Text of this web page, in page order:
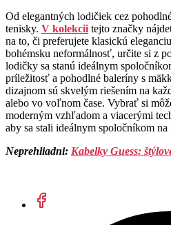
Od elegantných lodičiek cez
tenisky. V kolekcii tejto značky
na to, či preferujete klasickú
bohémsku neformálnosť, určite si z
lodičky sa stanú ideálnym
príležitosť a pohodlné baleríny s
dizajnom sú skvelým riešením na
alebo vo voľnom čase. Vybrať si
moderným vzhľadom a viacerými
aby sa stali ideálnym spoločníkom na
Neprehliadni: Kabelky Guess: